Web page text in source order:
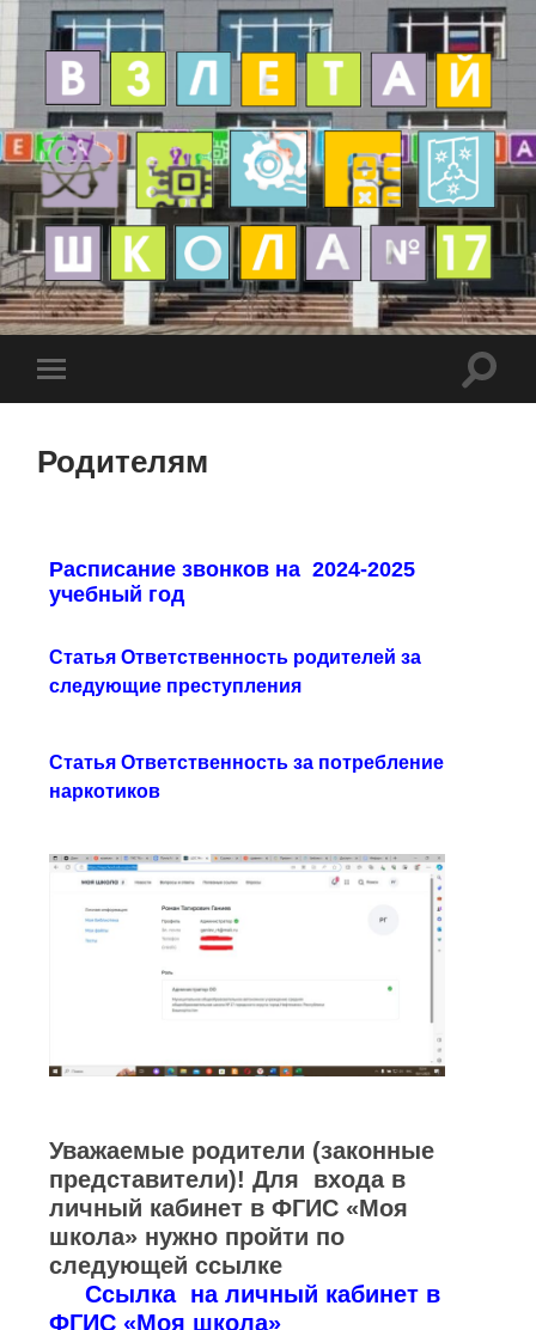
Родителям
Расписание звонков на 2024-2025
учебный год
Статья Ответственность родителей за
следующие преступления
Статья Ответственность за потребление
наркотиков
Уважаемые родители (законные
представители)! Для входа в
личный кабинет в ФГИС «Моя
школа» нужно пройти по
следующей ссылке
Ссылка на личный кабинет в
ФГИС «Моя школа»